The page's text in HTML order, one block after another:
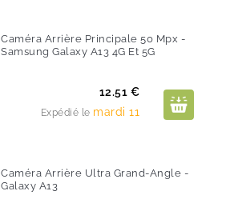
Caméra Arrière Principale 50 Mpx -
Samsung Galaxy A13 4G Et 5G
Prix
12.51 €
Expédié le mardi 11
Caméra Arrière Ultra Grand-Angle -
Galaxy A13